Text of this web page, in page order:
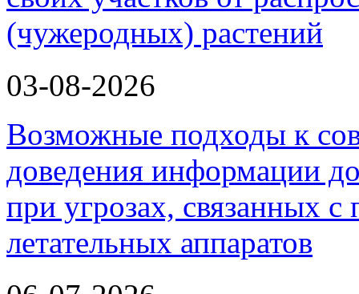
(чужеродных) растений
03-08-2026
Возможные подходы к
доведения информации
при угрозах, связанных
летательных аппаратов